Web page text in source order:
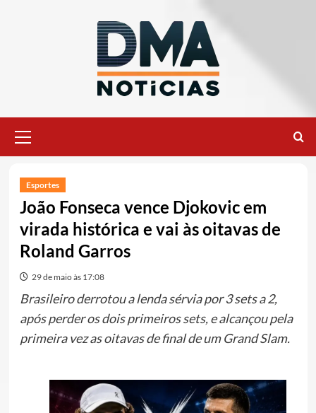
principal
Esportes
João Fonseca vence Djokovic em
virada histórica e vai às oitavas de
Roland Garros
29 de maio às 17:08
Brasileiro derrotou a lenda sérvia por 3 sets a 2,
após perder os dois primeiros sets, e alcançou pela
primeira vez as oitavas de final de um Grand Slam.